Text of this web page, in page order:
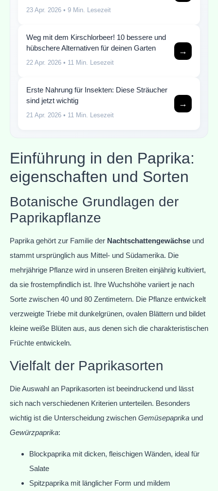
23 Apr. 2026 • 9 Min. Lesezeit
Weg mit dem Kirschlorbeer! 10 bessere und
hübschere Alternativen für deinen Garten
22 Apr. 2026 • 11 Min. Lesezeit
→
Erste Nahrung für Insekten: Diese Sträucher
sind jetzt wichtig
21 Apr. 2026 • 11 Min. Lesezeit
→
Einführung in den Paprika:
eigenschaften und Sorten
Botanische Grundlagen der
Paprikapflanze
Paprika gehört zur Familie der Nachtschattengewächse und
stammt ursprünglich aus Mittel- und Südamerika. Die
mehrjährige Pflanze wird in unseren Breiten einjährig kultiviert,
da sie frostempfindlich ist. Ihre Wuchshöhe variiert je nach
Sorte zwischen 40 und 80 Zentimetern. Die Pflanze entwickelt
verzweigte Triebe mit dunkelgrünen, ovalen Blättern und bildet
kleine weiße Blüten aus, aus denen sich die charakteristischen
Früchte entwickeln.
Vielfalt der Paprikasorten
Die Auswahl an Paprikasorten ist beeindruckend und lässt
sich nach verschiedenen Kriterien unterteilen. Besonders
wichtig ist die Unterscheidung zwischen Gemüsepaprika und
Gewürzpaprika:
Blockpaprika mit dicken, fleischigen Wänden, ideal für
Salate
Spitzpaprika mit länglicher Form und mildem